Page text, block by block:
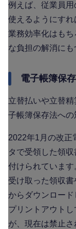
例えば、従業員
使えるようにすれ
業務効率化はも
な負担の解消にも
電子帳簿保
立替払いや立替
子帳簿保存法への
2022年1月の改正
タで受領した領
付けられていま
受け取った領収
からダウンロー
プリントアウト
が、現在は禁止さ